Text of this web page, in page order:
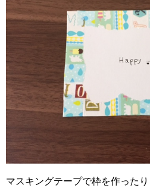
マスキングテープで枠を作ったり